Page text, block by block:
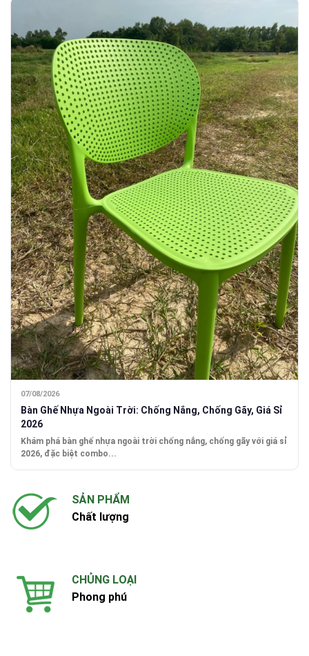
07/08/2026
Bàn Ghế Nhựa Ngoài Trời: Chống Nắng, Chống Gãy, Giá Sỉ
2026
Khám phá bàn ghế nhựa ngoài trời chống nắng, chống gãy với giá sỉ
2026, đặc biệt combo...
SẢN PHẨM
Chất lượng
CHỦNG LOẠI
Phong phú